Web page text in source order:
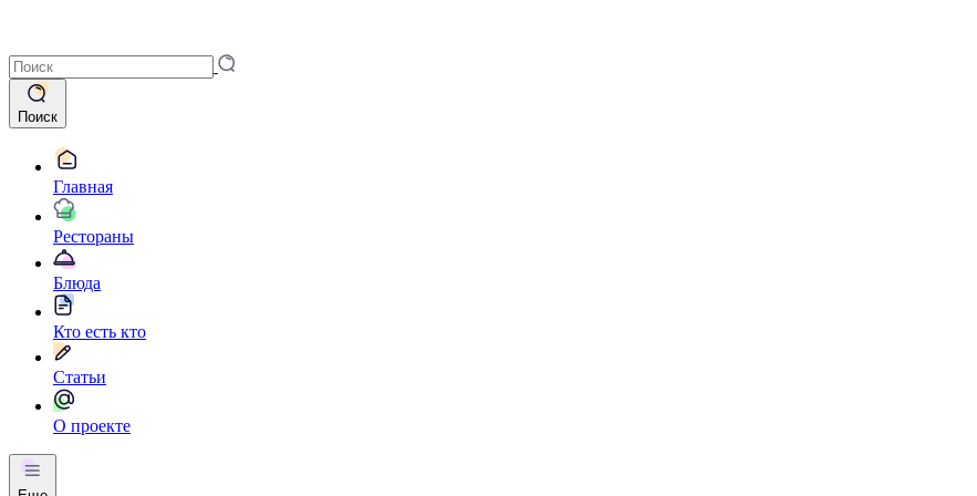
Поиск
Главная
Рестораны
Блюда
Кто есть кто
Статьи
О проекте